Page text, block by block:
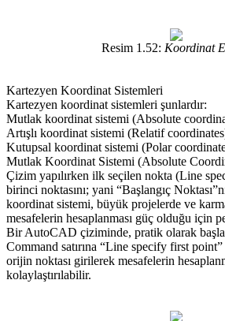
Resim 1.52: Koordinat
Kartezyen Koordinat Sistemleri
Kartezyen koordinat sistemleri şunlardır:
Mutlak koordinat sistemi (Absolute
Artışlı koordinat sistemi (Relatif
Kutupsal koordinat sistemi (Polar
Mutlak Koordinat Sistemi (Absolute
Çizim yapılırken ilk seçilen nokta (Line
birinci noktasını; yani “Başlangıç
koordinat sistemi, büyük projelerde ve
mesafelerin hesaplanması güç olduğu için
Bir AutoCAD çiziminde, pratik olarak
Command satırına “Line specify first
orijin noktası girilerek mesafelerin
kolaylaştırılabilir.